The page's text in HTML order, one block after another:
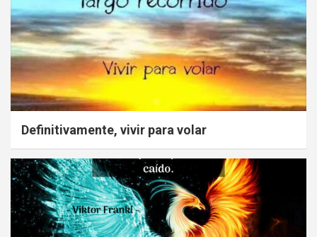
Definitivamente, vivir para volar